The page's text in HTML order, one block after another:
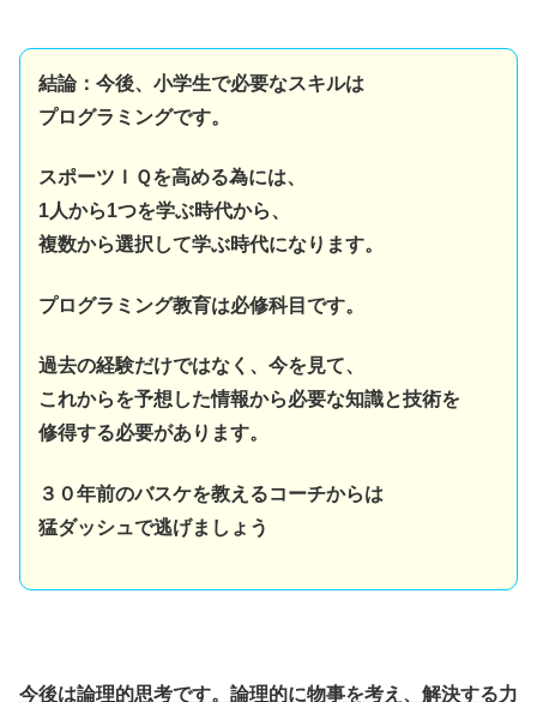
結論：今後、小学生で必要なスキルは
プログラミングです。
スポーツＩＱを高める為には、
1人から1つを学ぶ時代から、
複数から選択して学ぶ時代になります。
プログラミング教育は必修科目です。
過去の経験だけではなく、今を見て、
これからを予想した情報から必要な知識と技術を
修得する必要があります。
３０年前のバスケを教えるコーチからは
猛ダッシュで逃げましょう
今後は論理的思考です。論理的に物事を考え、解決する力